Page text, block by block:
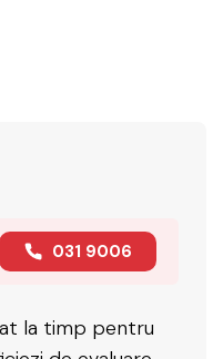
031 9006
la timp pentru